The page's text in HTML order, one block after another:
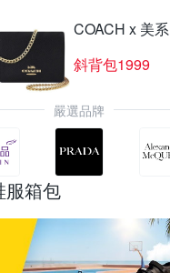
品牌耳機 結帳95折
滿1件享95折
COACH x 美系
斜背包1999
嚴選品牌
服箱包